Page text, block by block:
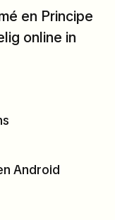
en Principe
online in
Android